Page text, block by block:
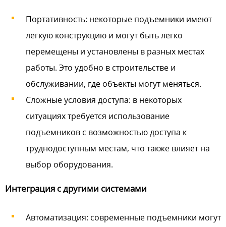
Портативность: некоторые подъемники имеют
легкую конструкцию и могут быть легко
перемещены и установлены в разных местах
работы. Это удобно в строительстве и
обслуживании, где объекты могут меняться.
Сложные условия доступа: в некоторых
ситуациях требуется использование
подъемников с возможностью доступа к
труднодоступным местам, что также влияет на
выбор оборудования.
Интеграция с другими системами
Автоматизация: современные подъемники могут